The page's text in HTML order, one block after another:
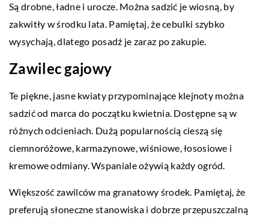
Są drobne, ładne i urocze. Można sadzić je wiosną, by
zakwitły w środku lata. Pamiętaj, że cebulki szybko
wysychają, dlatego posadź je zaraz po zakupie.
Zawilec gajowy
Te piękne, jasne kwiaty przypominające klejnoty można
sadzić od marca do początku kwietnia. Dostępne są w
różnych odcieniach. Dużą popularnością cieszą się
ciemnoróżowe, karmazynowe, wiśniowe, łososiowe i
kremowe odmiany. Wspaniale ożywią każdy ogród.
Większość zawilców ma granatowy środek. Pamiętaj, że
preferują słoneczne stanowiska i dobrze przepuszczalną